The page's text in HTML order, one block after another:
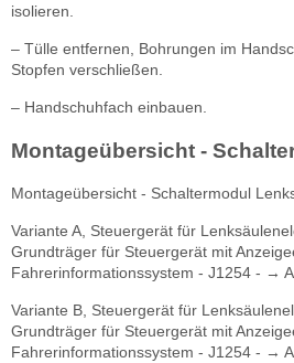
isolieren.
– Tülle entfernen, Bohrungen im
Stopfen verschließen.
– Handschuhfach einbauen.
Montageübersicht -
Montageübersicht - Schaltermodul
Variante A, Steuergerät für
Grundträger für Steuergerät mit
Fahrerinformationssystem - J1254 - →
Variante B, Steuergerät für
Grundträger für Steuergerät mit
Fahrerinformationssystem - J1254 - →